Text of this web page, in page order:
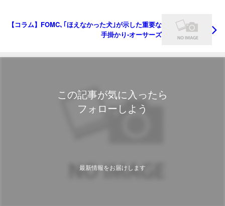
【コラム】FOMC､｢ほえなかった犬｣が示した重要な
手掛かり-オーサーズ
この記事が気に入ったら
フォローしよう
最新情報をお届けします